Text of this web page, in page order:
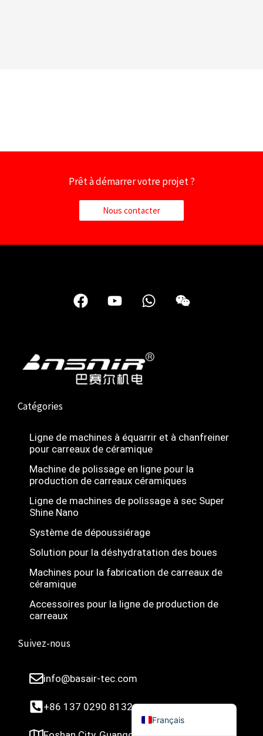
Prêt à démarrer votre projet ?
Nous contacter
F
a
o
o
Y
o
b
e
W
h
s
a
W
e
Catégories
Ligne de machines à équarrir et à chanfreiner
pour carreaux de céramique
Machine de polissage en ligne pour la
production de carreaux céramiques
Ligne de machines de polissage à sec Super
Shine Nano
Système de dépoussiérage
Solution pour la déshydratation des boues
Machines pour la fabrication de carreaux de
céramique
Accessoires pour la ligne de production de
carreaux
Suivez-nous
info@basair-tec.com
+86 137 0290 8132
Français
Русский
简体中文
Türkçe
Deutsch
Nederlands